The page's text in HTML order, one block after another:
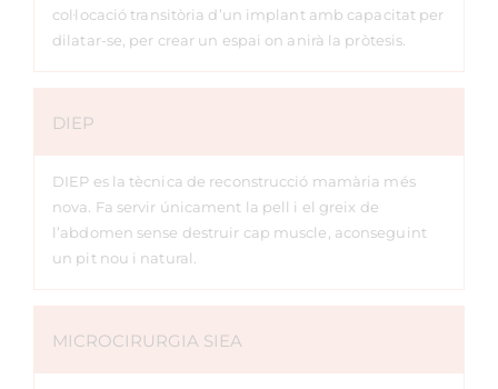
col·locació transitòria d’un implant amb capacitat per
dilatar-se, per crear un espai on anirà la pròtesis.
DIEP
DIEP es la tècnica de reconstrucció mamària més
nova. Fa servir únicament la pell i el greix de
l’abdomen sense destruir cap muscle, aconseguint
un pit nou i natural.
MICROCIRURGIA SIEA